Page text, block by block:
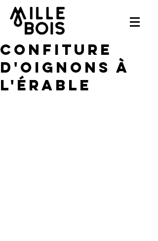
Confiture
d'oignons à
l'érable